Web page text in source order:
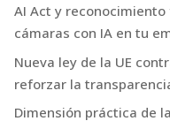
AI Act y
cámaras con IA en tu
Nueva ley de la UE
reforzar la
Dimensión práctica de